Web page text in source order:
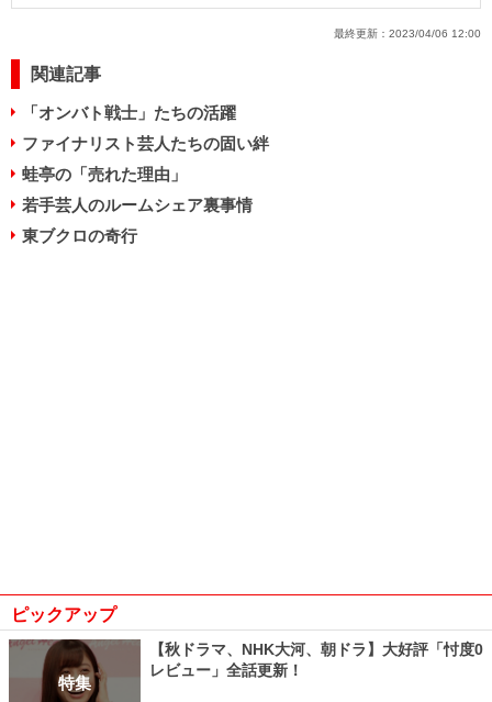
最終更新： 2023/04/06 12:00
関連記事
「オンバト戦士」たちの活躍
ファイナリスト芸人たちの固い絆
蛙亭の「売れた理由」
若手芸人のルームシェア裏事情
東ブクロの奇行
ピックアップ
特集
【秋ドラマ、NHK大河、朝ドラ】大好評「忖度0
レビュー」全話更新！